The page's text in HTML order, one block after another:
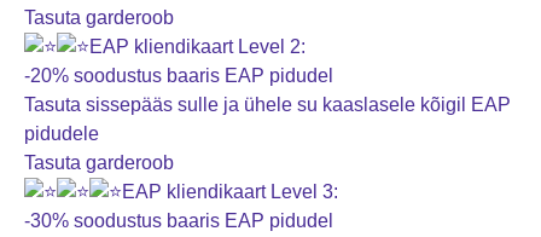
Tasuta garderoob
EAP kliendikaart Level 2:
-20% soodustus baaris EAP pidudel
Tasuta sissepääs sulle ja ühele su kaaslasele kõigil EAP
pidudele
Tasuta garderoob
EAP kliendikaart Level 3:
-30% soodustus baaris EAP pidudel